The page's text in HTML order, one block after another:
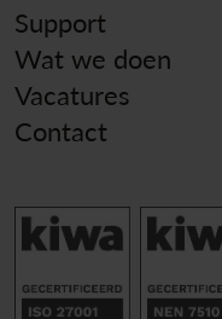
Support
Wat we doen
Vacatures
Contact